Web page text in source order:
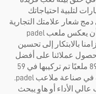
لتلبية احتياجاتك
دمج شعار علامتك التجارية
أو عناصر التصميم الأخرى، نحن نضمن أن يعكس ملعب padel
بالابتكار إلى تحسين
حصول عملائنا على أفضل
تجربة ممكنة في اللعب. مع أكثر من 8980 ملعبًا تم تركيبها في 59
دولة، أثبتت Luckinpadel مكانتها كرائدة في صناعة ملاعب padel.
الأداء أو هاوٍ يبحث